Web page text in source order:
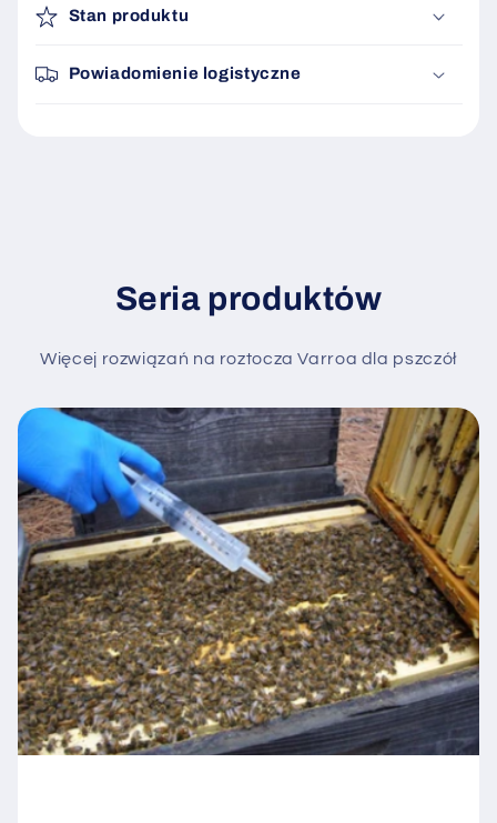
Stan produktu
Powiadomienie logistyczne
Seria produktów
Więcej rozwiązań na roztocza Varroa dla pszczół